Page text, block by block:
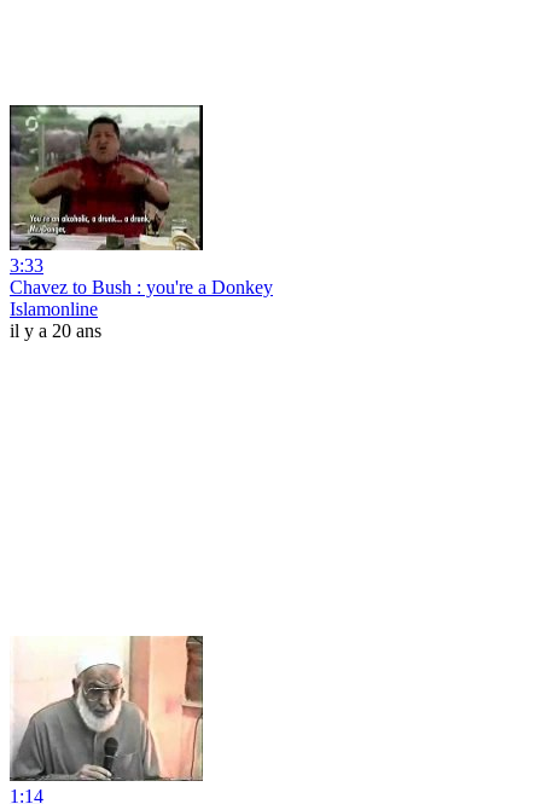
3:33
Chavez to Bush : you're a Donkey
Islamonline
il y a 20 ans
1:14